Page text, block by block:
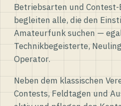
Betriebsarten und
begleiten alle, die den
Amateurfunk suchen —
Technikbegeisterte,
Operator.
Neben dem klassischen
Contests, Feldtagen und